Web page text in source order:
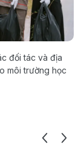
đối tác và địa
môi trường học